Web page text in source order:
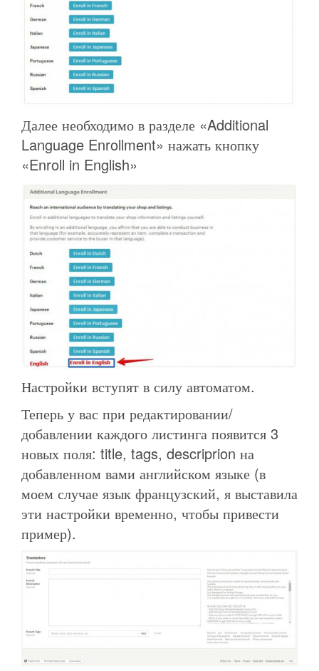
Далее необходимо в разделе «Additional
Language Enrollment» нажать кнопку
«Enroll in English»
Настройки вступят в силу автоматом.
Теперь у вас при редактировании/
добавлении каждого листинга появится 3
новых поля: title, tags, descriprion на
добавленном вами английском языке (в
моем случае язык французский, я выставила
эти настройки временно, чтобы привести
пример).